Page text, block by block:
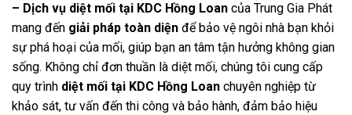
– Dịch vụ diệt mối tại KDC Hồng Loan của Trung Gia Phát
mang đến giải pháp toàn diện để bảo vệ ngôi nhà bạn khỏi
sự phá hoại của mối, giúp bạn an tâm tận hưởng không gian
sống. Không chỉ đơn thuần là diệt mối, chúng tôi cung cấp
quy trình diệt mối tại KDC Hồng Loan chuyên nghiệp từ
khảo sát, tư vấn đến thi công và bảo hành, đảm bảo hiệu